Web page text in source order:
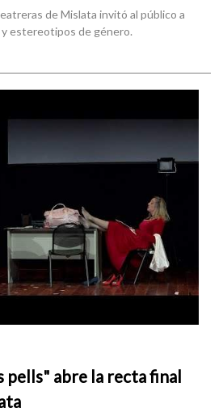
de Mislata invitó al público a
estereotipos de género.
pells" abre la recta final